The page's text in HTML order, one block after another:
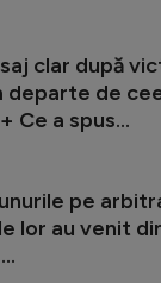
clar după
departe de
Ce a spus...
pe
lor au venit